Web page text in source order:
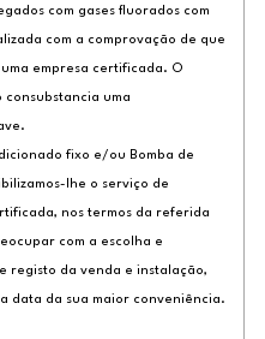
com gases fluorados com
com a comprovação de que
empresa certificada. O
uma
fixo e/ou Bomba de
lhe o serviço de
nos termos da referida
com a escolha e
registo da venda e instalação,
data da sua maior conveniência.